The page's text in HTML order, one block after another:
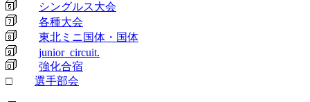
シングルス大会
各種大会
東北ミニ国体・国体
junior_circuit.
強化合宿
□ 選手部会